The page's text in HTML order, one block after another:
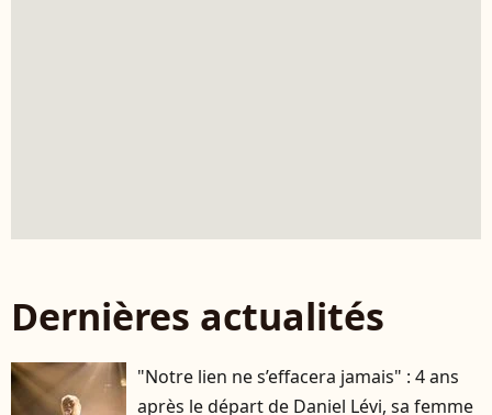
Dernières actualités
"Notre lien ne s’effacera jamais" : 4 ans
après le départ de Daniel Lévi, sa femme